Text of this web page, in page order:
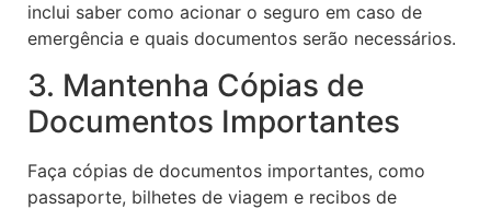
inclui saber como acionar o seguro em caso de
emergência e quais documentos serão necessários.
3. Mantenha Cópias de
Documentos Importantes
Faça cópias de documentos importantes, como
passaporte, bilhetes de viagem e recibos de